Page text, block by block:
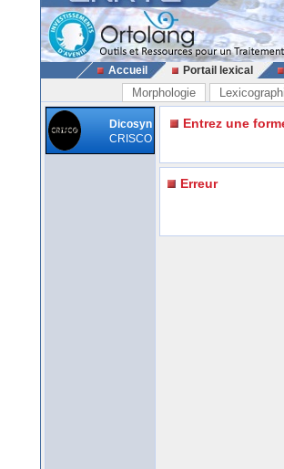
Accueil Portail lexical
Morphologie
Dicosyn
CRISCO
Entrez une
Erreur